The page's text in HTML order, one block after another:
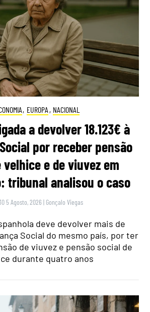
, EUROPA , NACIONAL
a devolver 18.123€ à
por receber pensão
e de viuvez em
tribunal analisou o caso
5 Agosto, 2026 | Gonçalo Viegas
deve devolver mais de
Social do mesmo país, por ter
de viuvez e pensão social de
durante quatro anos